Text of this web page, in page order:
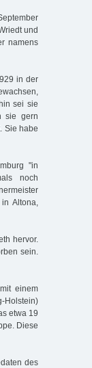
und
namens
in der
sei sie
sie gern
Sie habe
"in
noch
Altona,
hervor.
sein.
einem
Holstein)
etwa 19
Diese
des